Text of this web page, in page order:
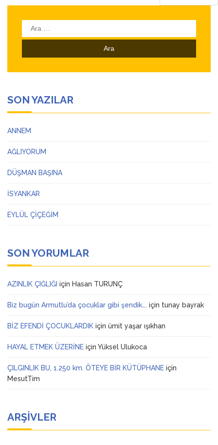
Arama:
SON YAZILAR
ANNEM
AĞLIYORUM
DÜŞMAN BAŞINA
İSYANKAR
EYLÜL ÇİÇEĞİM
SON YORUMLAR
AZINLIK ÇIĞLIĞI için Hasan TURUNÇ
Biz bugün Armutlu’da çocuklar gibi şendik…. için tunay bayrak
BİZ EFENDİ ÇOCUKLARDIK için ümit yaşar ışıkhan
HAYAL ETMEK ÜZERİNE için Yüksel Ulukoca
ÇILGINLIK BU, 1.250 km. ÖTEYE BİR KÜTÜPHANE için
MesutTim
ARŞIVLER